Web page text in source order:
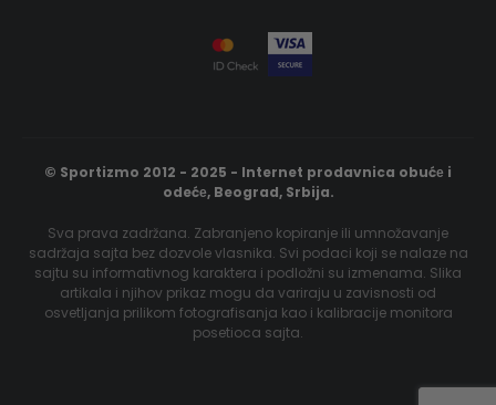
© Sportizmo 2012 - 2025 - Internet prodavnica obućе i
odećе, Beograd, Srbija.
Sva prava zadržana. Zabranjeno kopiranje ili umnožavanje
sadržaja sajta bez dozvole vlasnika. Svi podaci koji se nalaze na
sajtu su informativnog karaktera i podložni su izmenama. Slika
artikala i njihov prikaz mogu da variraju u zavisnosti od
osvetljanja prilikom fotografisanja kao i kalibracije monitora
posetioca sajta.